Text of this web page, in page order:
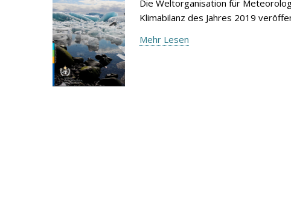
Die Weltorganisation für
Klimabilanz des Jahres 2019
Mehr Lesen